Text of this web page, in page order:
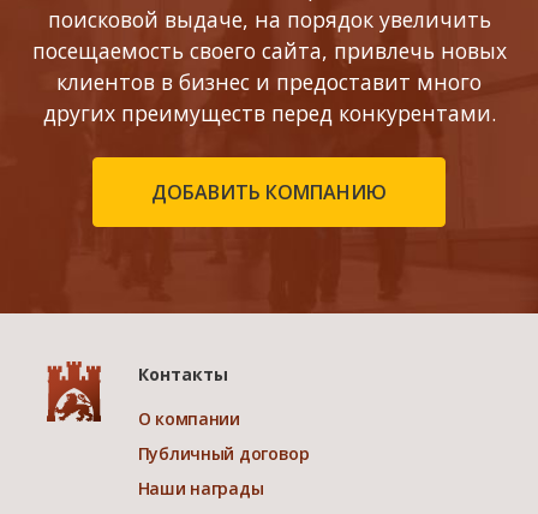
поисковой выдаче, на порядок увеличить
посещаемость своего сайта, привлечь новых
клиентов в бизнес и предоставит много
других преимуществ перед конкурентами.
ДОБАВИТЬ КОМПАНИЮ
Контакты
О компании
Публичный договор
Наши награды